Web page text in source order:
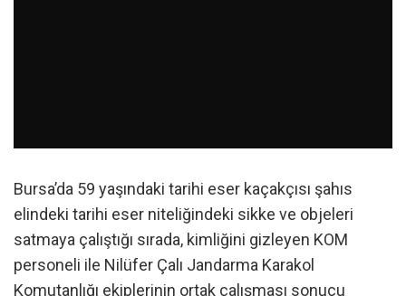
Bursa’da 59 yaşındaki tarihi eser kaçakçısı şahıs
elindeki tarihi eser niteliğindeki sikke ve objeleri
satmaya çalıştığı sırada, kimliğini gizleyen KOM
personeli ile Nilüfer Çalı Jandarma Karakol
Komutanlığı ekiplerinin ortak çalışması sonucu